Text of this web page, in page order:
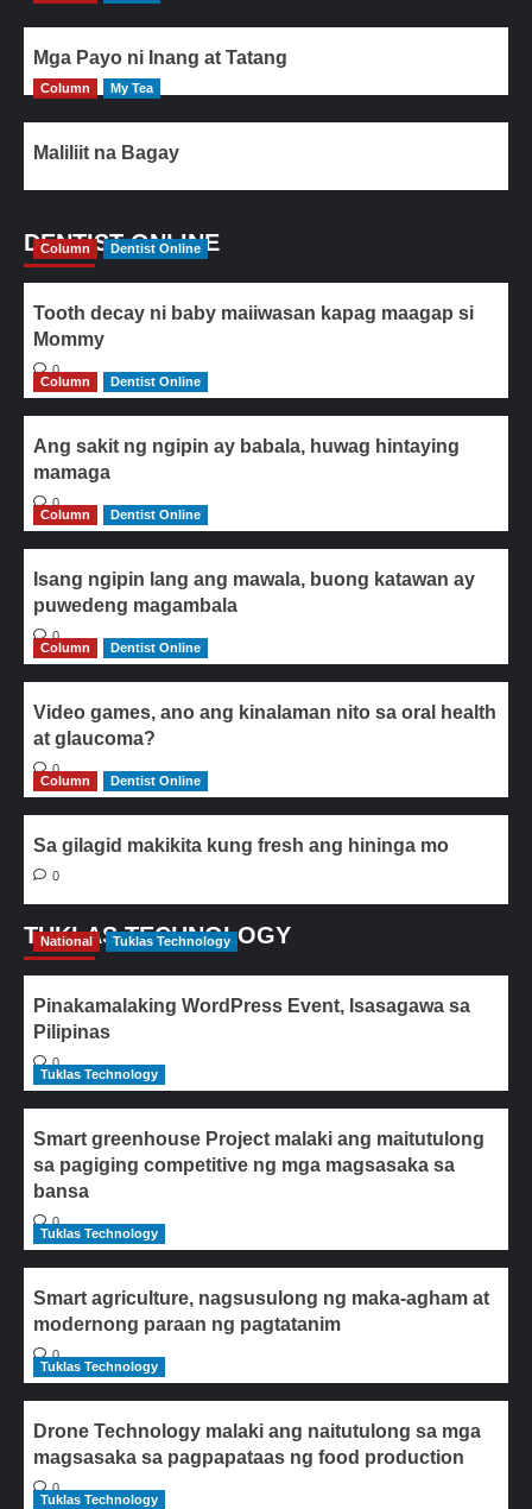
Mga Payo ni Inang at Tatang
Column My Tea
Maliliit na Bagay
DENTIST ONLINE
Column Dentist Online
Tooth decay ni baby maiiwasan kapag maagap si
Mommy
0
Column
Dentist Online
Ang sakit ng ngipin ay babala, huwag hintaying
mamaga
0
Column
Dentist Online
Isang ngipin lang ang mawala, buong katawan ay
puwedeng magambala
0
Column
Dentist Online
Video games, ano ang kinalaman nito sa oral health
at glaucoma?
0
Column
Dentist Online
Sa gilagid makikita kung fresh ang hininga mo
0
TUKLAS TECHNOLOGY
National Tuklas Technology
Pinakamalaking WordPress Event, Isasagawa sa
Pilipinas
0
Tuklas Technology
Smart greenhouse Project malaki ang maitutulong
sa pagiging competitive ng mga magsasaka sa
bansa
0
Tuklas Technology
Smart agriculture, nagsusulong ng maka-agham at
modernong paraan ng pagtatanim
0
Tuklas Technology
Drone Technology malaki ang naitutulong sa mga
magsasaka sa pagpapataas ng food production
0
Tuklas Technology